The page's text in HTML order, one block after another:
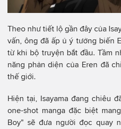
Theo như tiết lộ gần đây của
vấn, ông đã ấp ủ ý tưởng biến
từ khi bộ truyện bắt đầu. Tầm
năng phản diện của Eren đã
thế giới.
Hiện tại, Isayama đang chiêu
one-shot manga đặc biệt
Boy" sẽ đưa người đọc quay